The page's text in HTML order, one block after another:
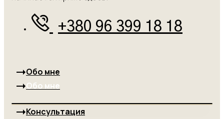
+380 96 399 18 18
Обо мне
Обо мне
Консультация